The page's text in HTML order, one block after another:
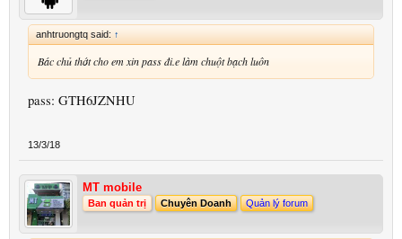
anhtruongtq said: ↑
Bác chủ thớt cho em xin pass đi.e làm chuột bạch luôn
pass: GTH6JZNHU
13/3/18
MT mobile
Ban quản trị Chuyên Doanh Quản lý forum